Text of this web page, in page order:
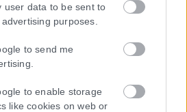
user data to be sent to
purposes.
to send me
to enable storage
like cookies on web or
“POLITICAL MEDIA GROUP A.E.” και κατ’
(ΕΕ) 2018/334 της Επιτροπής της
τα μέτρα για την αποτελεσματική